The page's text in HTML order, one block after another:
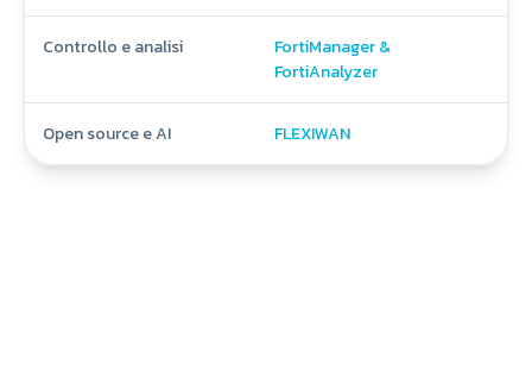
Controllo e analisi
FortiManager &
FortiAnalyzer
Open source e AI FLEXIWAN